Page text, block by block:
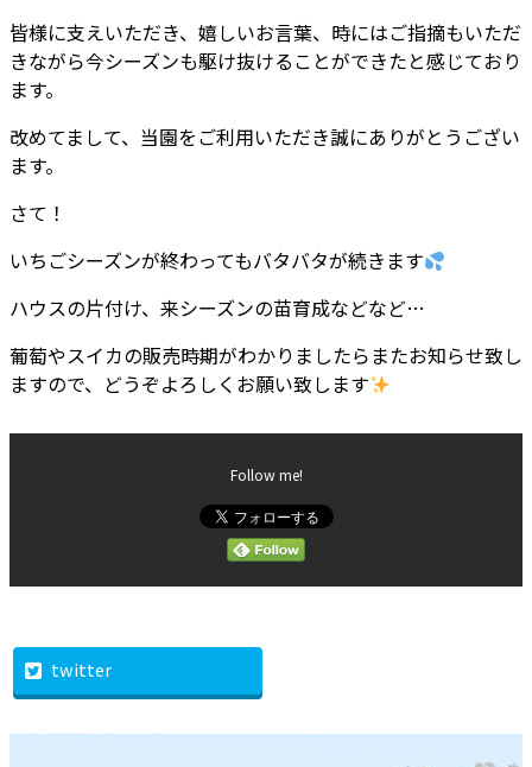
皆様に支えいただき、嬉しいお言葉、時にはご指摘もいただ
きながら今シーズンも駆け抜けることができたと感じており
ます。
改めてまして、当園をご利用いただき誠にありがとうござい
ます。
さて！
いちごシーズンが終わってもバタバタが続きます
ハウスの片付け、来シーズンの苗育成などなど…
葡萄やスイカの販売時期がわかりましたらまたお知らせ致し
ますので、どうぞよろしくお願い致します
Follow me!
twitter